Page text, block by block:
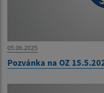
05.06.2025
Pozvánka na OZ